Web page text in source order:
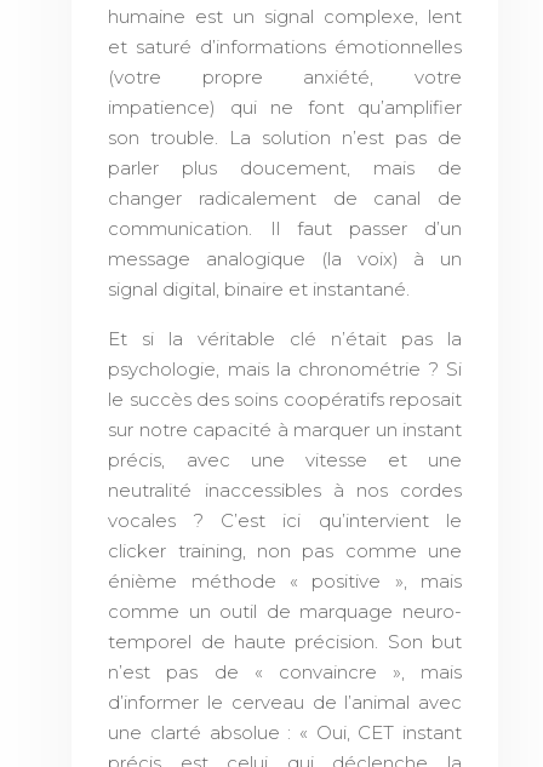
humaine est un signal complexe, lent
et saturé d’informations émotionnelles
(votre propre anxiété, votre
impatience) qui ne font qu’amplifier
son trouble. La solution n’est pas de
parler plus doucement, mais de
changer radicalement de canal de
communication. Il faut passer d’un
message analogique (la voix) à un
signal digital, binaire et instantané.
Et si la véritable clé n’était pas la
psychologie, mais la chronométrie ? Si
le succès des soins coopératifs reposait
sur notre capacité à marquer un instant
précis, avec une vitesse et une
neutralité inaccessibles à nos cordes
vocales ? C’est ici qu’intervient le
clicker training, non pas comme une
énième méthode « positive », mais
comme un outil de marquage neuro-
temporel de haute précision. Son but
n’est pas de « convaincre », mais
d’informer le cerveau de l’animal avec
une clarté absolue : « Oui, CET instant